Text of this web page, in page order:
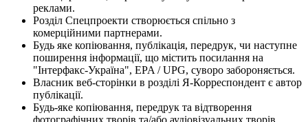
реклами.
Розділ Спецпроекти створюється спільно з
комерційними партнерами.
Будь яке копіювання, публікація, передрук, чи наступне
поширення інформації, що містить посилання на
"Інтерфакс-Україна", EPA / UPG, суворо забороняється.
Власник веб-сторінки в розділі Я-Корреспондент є автор
публікації.
Будь-яке копіювання, передрук та відтворення
фотографічних творів та/або аудіовізуальних творів